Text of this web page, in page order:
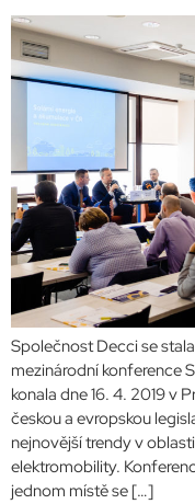
Společnost Decci se
mezinárodní konference
konala dne 16. 4. 2019 v
českou a evropskou
nejnovější trendy v
elektromobility.
jednom místě se […]